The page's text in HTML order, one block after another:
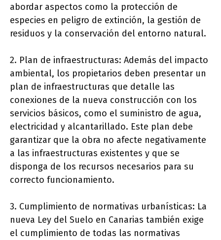
abordar aspectos como la protección de
especies en peligro de extinción, la gestión de
residuos y la conservación del entorno natural.
2. Plan de infraestructuras: Además del impacto
ambiental, los propietarios deben presentar un
plan de infraestructuras que detalle las
conexiones de la nueva construcción con los
servicios básicos, como el suministro de agua,
electricidad y alcantarillado. Este plan debe
garantizar que la obra no afecte negativamente
a las infraestructuras existentes y que se
disponga de los recursos necesarios para su
correcto funcionamiento.
3. Cumplimiento de normativas urbanísticas: La
nueva Ley del Suelo en Canarias también exige
el cumplimiento de todas las normativas